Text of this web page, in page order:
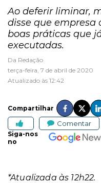
Ao deferir liminar,
disse que empresa
boas práticas que
executadas.
Da Redação
terça-feira, 7 de abril de 2020
Atualizado às 12:42
Compartilhar
Comentar
Siga-nos
no
*Atualizada às 12h22.